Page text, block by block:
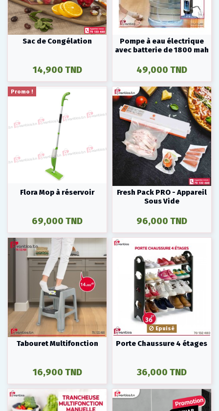
Sac de Congélation
14,900 TND
Pompe à eau électrique
avec batterie de 1800 mah
49,000 TND
Promo !
Flora Mop à réservoir
69,000 TND
Fresh Pack PRO - Appareil
Sous Vide
96,000 TND
Tabouret Multifonction
16,900 TND
Epuisé
Porte Chaussure 4 étages
36,000 TND